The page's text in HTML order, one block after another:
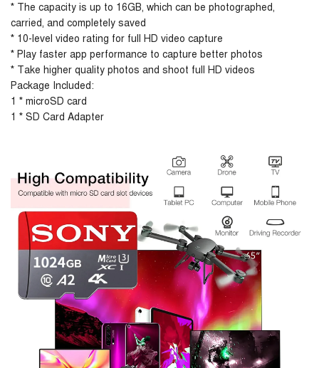
* The capacity is up to 16GB, which can be photographed,
carried, and completely saved
* 10-level video rating for full HD video capture
* Play faster app performance to capture better photos
* Take higher quality photos and shoot full HD videos
Package Included:
1 * microSD card
1 * SD Card Adapter